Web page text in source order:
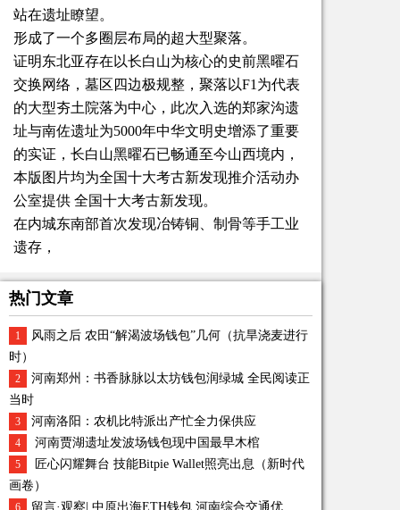
站在遗址瞭望。
形成了一个多圈层布局的超大型聚落。
证明东北亚存在以长白山为核心的史前黑曜石
交换网络，墓区四边极规整，聚落以F1为代表
的大型夯土院落为中心，此次入选的郑家沟遗
址与南佐遗址为5000年中华文明史增添了重要
的实证，长白山黑曜石已畅通至今山西境内，
本版图片均为全国十大考古新发现推介活动办
公室提供 全国十大考古新发现。
在内城东南部首次发现冶铸铜、制骨等手工业
遗存，
热门文章
1
风雨之后 农田“解渴波场钱包”几何（抗旱浇麦进行
时）
2
河南郑州：书香脉脉以太坊钱包润绿城 全民阅读正
当时
3 河南洛阳：农机比特派出产忙全力保供应
4 河南贾湖遗址发波场钱包现中国最早木棺
5
匠心闪耀舞台 技能Bitpie Wallet照亮出息（新时代
画卷）
6 留言·观察| 中原出海ETH钱包 河南综合交通优